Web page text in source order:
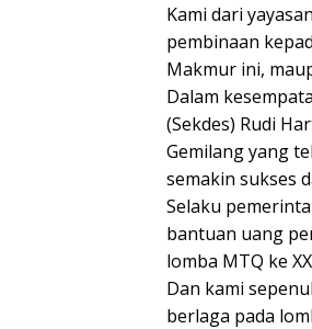
Kami dari
pembinaan
Makmur ini,
Dalam
(Sekdes) Rudi
Gemilang yang
semakin sukses
Selaku
bantuan uang
lomba MTQ ke
Dan kami
berlaga pada